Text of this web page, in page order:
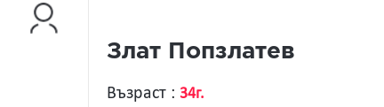
Злат Попзлатев
Възраст : 34г.